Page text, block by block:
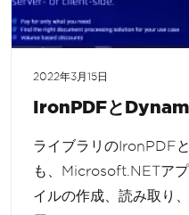
2022年3月15日
IronPDFと
ライブラリのIronPDF
も、Microsoft.NETア
イルの作成、読み取り